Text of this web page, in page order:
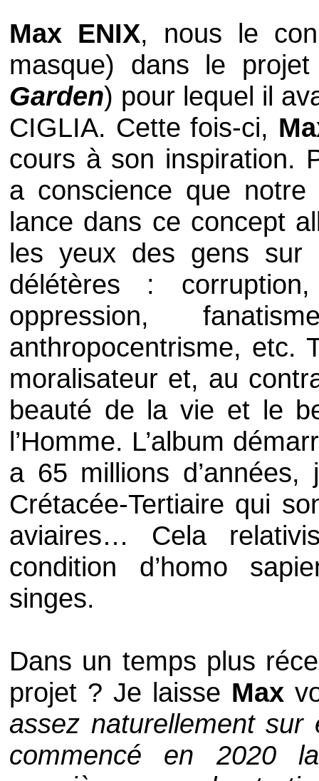
Max ENIX, nous le
masque) dans le
Garden) pour lequel il
CIGLIA. Cette fois-ci,
cours à son inspiration.
a conscience que
lance dans ce concept
les yeux des gens sur
délétères :
oppression,
anthropocentrisme, etc.
moralisateur et, au
beauté de la vie et le
l’Homme. L’album
a 65 millions
Crétacée-Tertiaire qui
aviaires… Cela
condition d’homo
singes.
Dans un temps plus
projet ? Je laisse Max
assez naturellement
commencé en 2020